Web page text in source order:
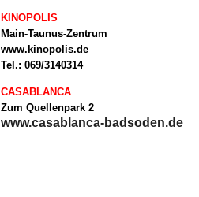
KINOPOLIS
Main-Taunus-Zentrum
www.kinopolis.de
Tel.: 069/3140314
CASABLANCA
Zum Quellenpark 2
www.casablanca-badsoden.de